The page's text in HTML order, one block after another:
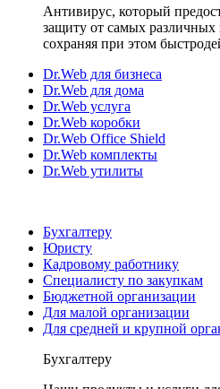
Антивирус, который
защиту от самых
сохраняя при этом
Dr.Web для бизнеса
Dr.Web для дома
Dr.Web услуга
Dr.Web коробки
Dr.Web Office Shield
Dr.Web комплекты
Dr.Web утилиты
Бухгалтеру
Юристу
Кадровому работнику
Специалисту по закупкам
Бюджетной организации
Для малой организации
Для средней и крупной
Бухгалтеру